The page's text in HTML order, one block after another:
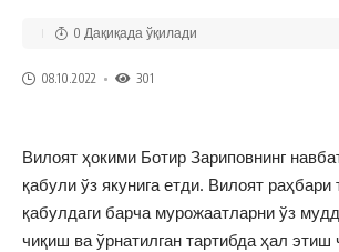
08.10.2022 301
0 Дақиқада ўқилади
Вилоят ҳокими Ботир Зариповнинг
қабули ўз якунига етди. Вилоят
қабулдаги барча мурожаатларни ўз
чиқиш ва ўрнатилган тартибда ҳал этиш